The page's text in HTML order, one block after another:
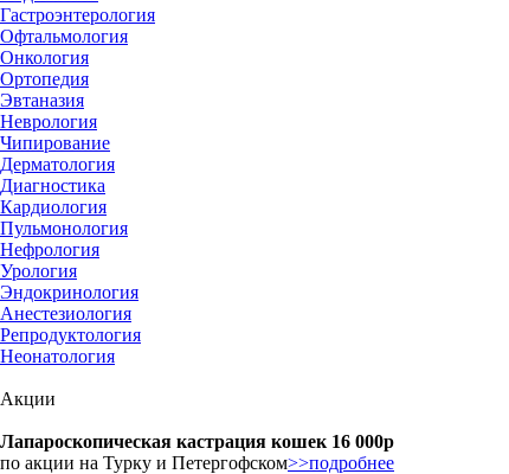
Гастроэнтерология
Офтальмология
Онкология
Ортопедия
Эвтаназия
Неврология
Чипирование
Дерматология
Диагностика
Кардиология
Пульмонология
Нефрология
Урология
Эндокринология
Анестезиология
Репродуктология
Неонатология
Акции
Лапароскопическая кастрация кошек 16 000р
по акции на Турку и Петергофском>>подробнее